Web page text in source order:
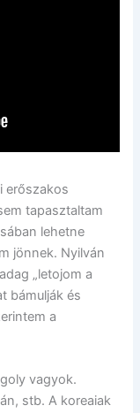
erőszakos
tapasztaltam
lehetne
jönnek. Nyilván
„letojom a
bámulják és
a
vagyok.
stb. A koreaiak